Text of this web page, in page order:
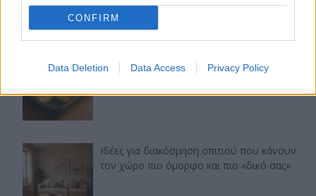
CONFIRM
Data Deletion Data Access Privacy Policy
κρούστα
Ιδέες για διακόσμηση σπιτιού που κάνουν
τον χώρο πιο όμορφο και πιο «δικό σας»